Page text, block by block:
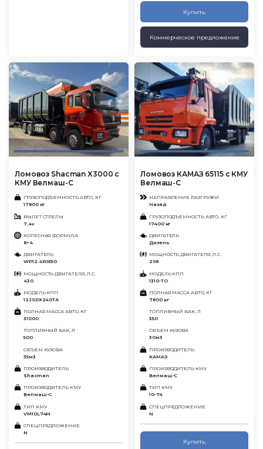
Купить
Коммерческое предложение
Ломовоз Shacman X3000 с
КМУ Велмаш-С
ГРУЗОПОДЪЕМНОСТЬ АВТО, КГ
17800 кг
ВЫЛЕТ СТРЕЛЫ
7,4v
КОЛЕСНАЯ ФОРМУЛА
8×4
ДВИГАТЕЛЬ
WP12.430E50
МОЩНОСТЬ ДВИГАТЕЛЯ, Л.С.
430
МОДЕЛЬ КПП
12JSDХ240ТА
ПОЛНАЯ МАССА АВТО, КГ
31000
ТОПЛИВНЫЙ БАК, Л
500
ОБЪЕМ КУЗОВА
35м3
ПРОИЗВОДИТЕЛЬ
Shacman
ПРОИЗВОДИТЕЛЬ КМУ
Велмаш-С
ТИП КМУ
VМ10L74М
СПЕЦПРЕДЛОЖЕНИЕ
N
Ломовоз КАМАЗ 65115 с КМУ
Велмаш-С
НАПРАВЛЕНИЕ РАЗГРУЗКИ
Назад
ГРУЗОПОДЪЕМНОСТЬ АВТО, КГ
17400 кг
ДВИГАТЕЛЬ
Дизель
МОЩНОСТЬ ДВИГАТЕЛЯ, Л.С.
298
МОДЕЛЬ КПП
1310-ТО
ПОЛНАЯ МАССА АВТО, КГ
7800 кг
ТОПЛИВНЫЙ БАК, Л
350
ОБЪЕМ КУЗОВА
30м3
ПРОИЗВОДИТЕЛЬ
КАМАЗ
ПРОИЗВОДИТЕЛЬ КМУ
Велмаш-С
ТИП КМУ
10-74
СПЕЦПРЕДЛОЖЕНИЕ
N
Купить